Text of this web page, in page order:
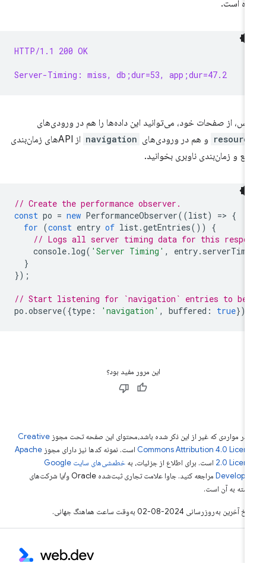
است.
HTTP/1.1 200 OK
Server-Timing: miss, db;dur=53, app;dur=47.2
از صفحات خود، می‌توانید این داده‌ها را هم در ورودی‌های
و هم در ورودی‌های navigation
از APIهای زمان‌بندی
و زمان‌بندی ناوبری بخوانید.
// Create the performance observer.
const po = new PerformanceObserver((list) =
for (const entry of list.getEntries ())
// Logs all server timing data for this
console.log('Server Timing', entry.
// Start listening for `navigation` entries to be
po.observe({type : 'navigation', buffered: true
این مرور مفید بود؟
در مواردی که غیر از این ذکر شده باشد،‌محتوای این صفحه تحت مجوزCreative
Commons Attribution 4.0است. نمونه کدها نیز دارای مجوزApache
2.0است. برای اطلاع از جزئیات، به
خطمشی‌های سایت Google
مراجعه کنید. جاوا علامت تجاری ثبت‌شده Oracle و/یا شرکت‌های
به آن است.
آخرین به‌روزرسانی 2024-08-02 به‌وقت ساعت هماهنگ جهانی.